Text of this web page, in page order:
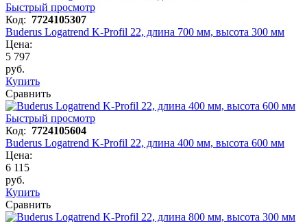
Быстрый просмотр
Код: 7724105307
Buderus Logatrend K-Profil 22, длина 700 мм, высота 300 мм
Цена:
5 797
руб.
Купить
Сравнить
Быстрый просмотр
Код: 7724105604
Buderus Logatrend K-Profil 22, длина 400 мм, высота 600 мм
Цена:
6 115
руб.
Купить
Сравнить